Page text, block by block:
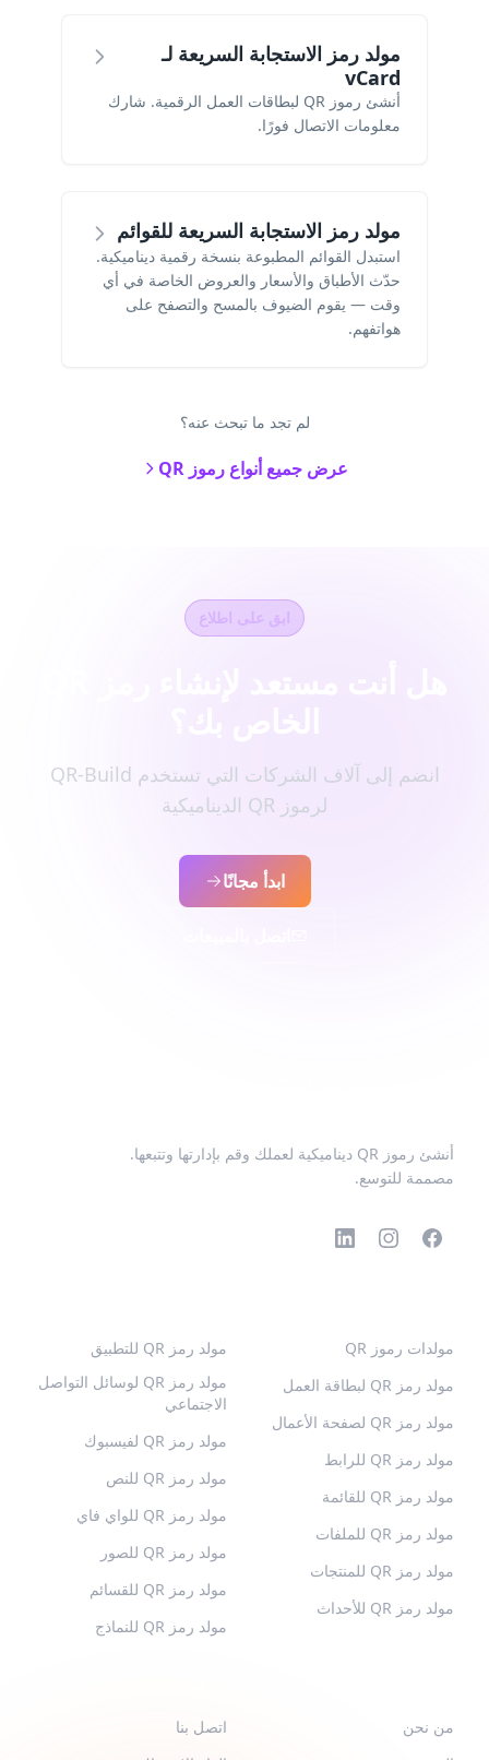
مولد رمز الاستجابة السريعة لـ
vCard
أنشئ رموز QR لبطاقات العمل الرقمية. شارك
معلومات الاتصال فورًا.
مولد رمز الاستجابة السريعة للقوائم
استبدل القوائم المطبوعة بنسخة رقمية ديناميكية.
حدّث الأطباق والأسعار والعروض الخاصة في أي
وقت — يقوم الضيوف بالمسح والتصفح على
هواتفهم.
لم تجد ما تبحث عنه؟
عرض جميع أنواع رموز QR
ابق على اطلاع
انضم إلى آلاف الشركات التي تستخدم QR-Build
لرموز QR الديناميكية
ابدأ مجانًا
أنشئ رموز QR ديناميكية لعملك وقم بإدارتها وتتبعها.
مصممة للتوسع.
مولدات رموز QR
مولد رمز QR لبطاقة العمل
مولد رمز QR لصفحة الأعمال
مولد رمز QR للرابط
مولد رمز QR للقائمة
مولد رمز QR للملفات
مولد رمز QR للمنتجات
مولد رمز QR للأحداث
مولد رمز QR للتطبيق
مولد رمز QR لوسائل التواصل
الاجتماعي
مولد رمز QR لفيسبوك
مولد رمز QR للنص
مولد رمز QR للواي فاي
مولد رمز QR للصور
مولد رمز QR للقسائم
مولد رمز QR للنماذج
من نحن
اتصل بنا